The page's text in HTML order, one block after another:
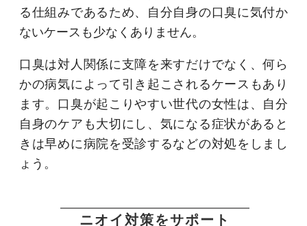
る仕組みであるため、自分自身の口臭に気付か
ないケースも少なくありません。
口臭は対人関係に支障を来すだけでなく、何ら
かの病気によって引き起こされるケースもあり
ます。口臭が起こりやすい世代の女性は、自分
自身のケアも大切にし、気になる症状があると
きは早めに病院を受診するなどの対処をしまし
ょう。
ニオイ対策をサポート